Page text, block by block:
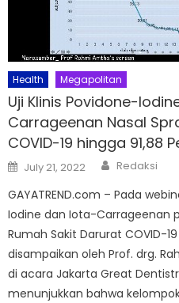
Health Megapolitan
Uji Klinis Povidone-
Carrageenan Nasal
COVID-19 hingga 91,88
Posted
on
July 21, 2022 Author
Redaksi
GAYATREND.com – Pada
Iodine dan Iota-Carrageenan
Rumah Sakit Darurat COVID-
disampaikan oleh Prof. drg.
di acara Jakarta Great
menunjukkan bahwa